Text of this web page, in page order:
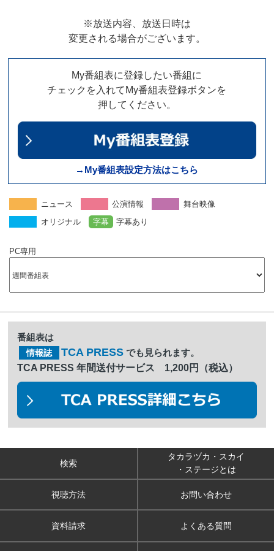
※放送内容、放送日時は
変更される場合がございます。
My番組表に登録したい番組に
チェックを入れてMy番組表登録ボタンを
押してください。
→My番組表設定方法はこちら
ニュース 公演情報
舞台映像
オリジナル
字幕 字幕あり
PC専用
番組表は
情報誌 TCA PRESS でも見られます。
TCA PRESS 年間送付サービス 1,200円（税込）
検索
タカラヅカ・スカイ
・ステージとは
視聴方法 お問い合わせ
資料請求 よくある質問